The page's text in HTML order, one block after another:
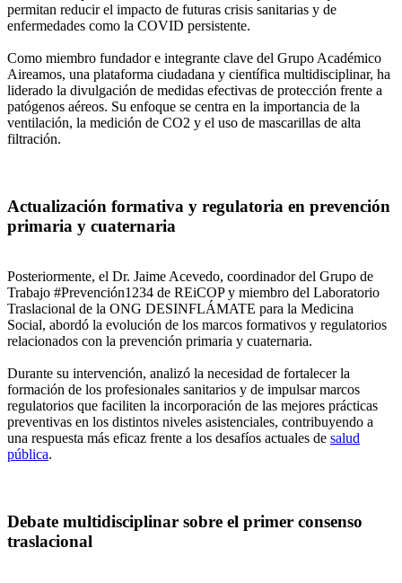
permitan reducir el impacto de futuras crisis sanitarias y de
enfermedades como la COVID persistente.
Como miembro fundador e integrante clave del Grupo Académico
Aireamos, una plataforma ciudadana y científica multidisciplinar, ha
liderado la divulgación de medidas efectivas de protección frente a
patógenos aéreos. Su enfoque se centra en la importancia de la
ventilación, la medición de CO2 y el uso de mascarillas de alta
filtración.
Actualización formativa y regulatoria en prevención
primaria y cuaternaria
Posteriormente, el Dr. Jaime Acevedo, coordinador del Grupo de
Trabajo #Prevención1234 de REiCOP y miembro del Laboratorio
Traslacional de la ONG DESINFLÁMATE para la Medicina
Social, abordó la evolución de los marcos formativos y regulatorios
relacionados con la prevención primaria y cuaternaria.
Durante su intervención, analizó la necesidad de fortalecer la
formación de los profesionales sanitarios y de impulsar marcos
regulatorios que faciliten la incorporación de las mejores prácticas
preventivas en los distintos niveles asistenciales, contribuyendo a
una respuesta más eficaz frente a los desafíos actuales de salud
pública.
Debate multidisciplinar sobre el primer consenso
traslacional